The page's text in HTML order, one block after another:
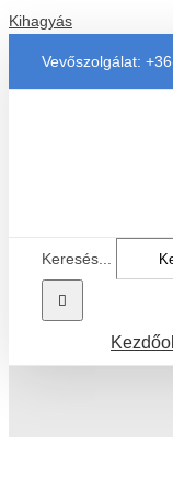
Kihagyás
Vevőszolgálat:
Keresés...